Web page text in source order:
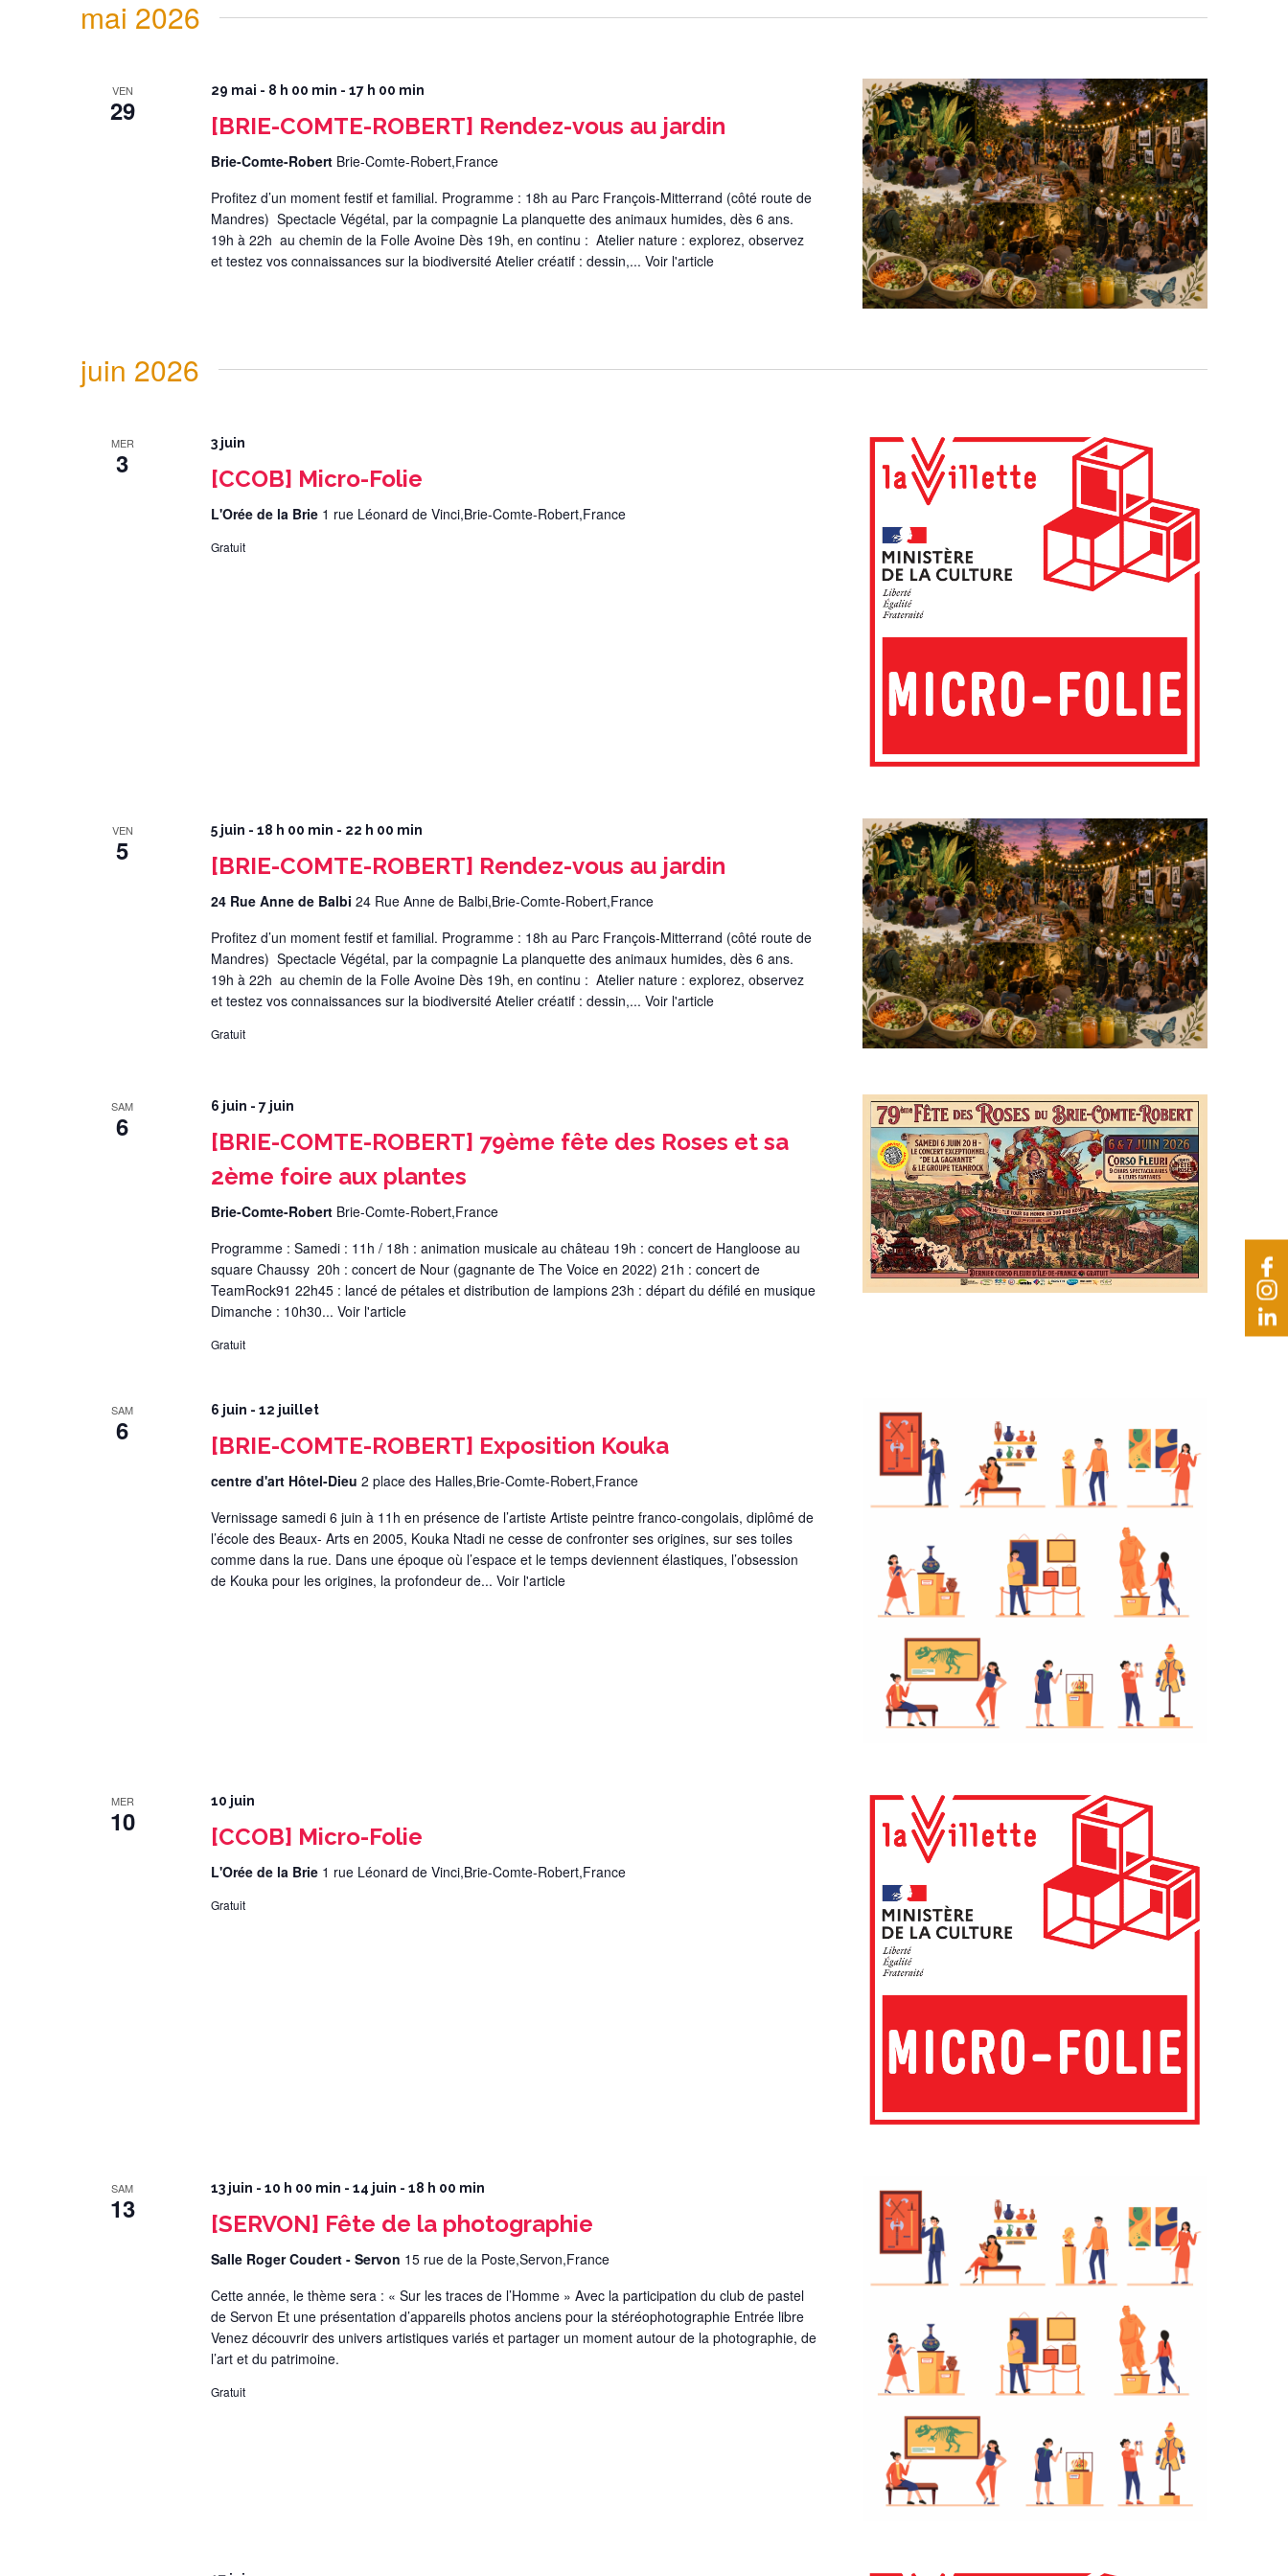
mai 2026
VEN
29
29 mai - 8 h 00 min - 17 h 00 min
[BRIE-COMTE-ROBERT] Rendez-vous au jardin
Brie-Comte-Robert Brie-Comte-Robert,France
Profitez d’un moment festif et familial. Programme : 18h au Parc François-Mitterrand (côté route de
Mandres) Spectacle Végétal, par la compagnie La planquette des animaux humides, dès 6 ans.
19h à 22h au chemin de la Folle Avoine Dès 19h, en continu : Atelier nature : explorez, observez
et testez vos connaissances sur la biodiversité Atelier créatif : dessin,... Voir l'article
juin 2026
MER
3
3 juin
[CCOB] Micro-Folie
L'Orée de la Brie 1 rue Léonard de Vinci,Brie-Comte-Robert,France
Gratuit
VEN
5
5 juin - 18 h 00 min - 22 h 00 min
[BRIE-COMTE-ROBERT] Rendez-vous au jardin
24 Rue Anne de Balbi 24 Rue Anne de Balbi,Brie-Comte-Robert,France
Profitez d’un moment festif et familial. Programme : 18h au Parc François-Mitterrand (côté route de
Mandres) Spectacle Végétal, par la compagnie La planquette des animaux humides, dès 6 ans.
19h à 22h au chemin de la Folle Avoine Dès 19h, en continu : Atelier nature : explorez, observez
et testez vos connaissances sur la biodiversité Atelier créatif : dessin,... Voir l'article
Gratuit
SAM
6
6 juin - 7 juin
[BRIE-COMTE-ROBERT] 79ème fête des Roses et sa
2ème foire aux plantes
Brie-Comte-Robert Brie-Comte-Robert,France
Programme : Samedi : 11h / 18h : animation musicale au château 19h : concert de Hangloose au
square Chaussy 20h : concert de Nour (gagnante de The Voice en 2022) 21h : concert de
TeamRock91 22h45 : lancé de pétales et distribution de lampions 23h : départ du défilé en musique
Dimanche : 10h30... Voir l'article
Gratuit
SAM
6
6 juin - 12 juillet
[BRIE-COMTE-ROBERT] Exposition Kouka
centre d'art Hôtel-Dieu 2 place des Halles,Brie-Comte-Robert,France
Vernissage samedi 6 juin à 11h en présence de l’artiste Artiste peintre franco-congolais, diplômé de
l’école des Beaux- Arts en 2005, Kouka Ntadi ne cesse de confronter ses origines, sur ses toiles
comme dans la rue. Dans une époque où l’espace et le temps deviennent élastiques, l’obsession
de Kouka pour les origines, la profondeur de... Voir l'article
MER
10
10 juin
[CCOB] Micro-Folie
L'Orée de la Brie 1 rue Léonard de Vinci,Brie-Comte-Robert,France
Gratuit
SAM
13
13 juin - 10 h 00 min - 14 juin - 18 h 00 min
[SERVON] Fête de la photographie
Salle Roger Coudert - Servon 15 rue de la Poste,Servon,France
Cette année, le thème sera : « Sur les traces de l’Homme » Avec la participation du club de pastel
de Servon Et une présentation d’appareils photos anciens pour la stéréophotographie Entrée libre
Venez découvrir des univers artistiques variés et partager un moment autour de la photographie, de
l’art et du patrimoine.
Gratuit